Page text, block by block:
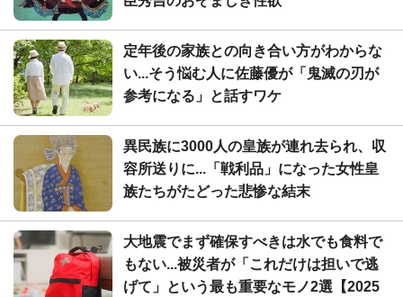
定年後の家族との向き合い方がわからな
い...そう悩む人に佐藤優が「鬼滅の刃が
参考になる」と話すワケ
異民族に3000人の皇族が連れ去られ、収
容所送りに...「戦利品」になった女性皇
族たちがたどった悲惨な結末
大地震でまず確保すべきは水でも食料で
もない...被災者が「これだけは担いで逃
げて」という最も重要なモノ2選【2025